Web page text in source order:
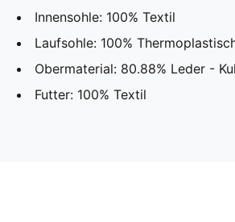
Innensohle: 100% Textil
Laufsohle: 100%
Obermaterial: 80.88% Leder -
Futter: 100% Textil